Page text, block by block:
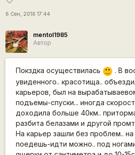
6 Сен, 2016 17:44
mentol1985
Автор
Покздка осуществилась :)
. В
увиденного.. красотища..
карьеров, был на
подъемы-спуски... иногда
доходила больше 40км..
разбита белазами и другой
На карьер зашли без проблем..
поедешь-идти можно.. под